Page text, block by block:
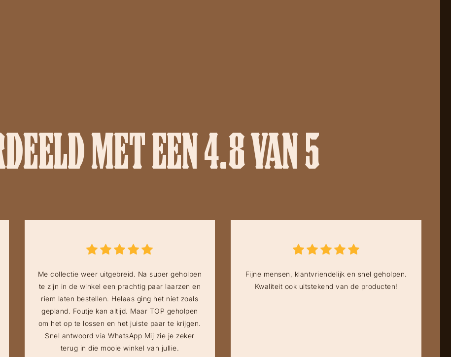
MET EEN 4.8 VAN 5
Me collectie weer uitgebreid. Na super geholpen
te zijn in de winkel een prachtig paar laarzen en
riem laten bestellen. Helaas ging het niet zoals
gepland. Foutje kan altijd. Maar TOP geholpen
om het op te lossen en het juiste paar te krijgen.
Snel antwoord via WhatsApp Mij zie je zeker
terug in die mooie winkel van jullie.
Fijne mensen, klantvriendelijk en snel geholpen.
Kwaliteit ook uitstekend van de producten!